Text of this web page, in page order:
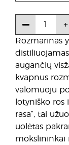
Rozmarinas
augančių
kvapnus
valomuoju
lotyniško ros
rasa“, tai
uolėtas
mokslininkai